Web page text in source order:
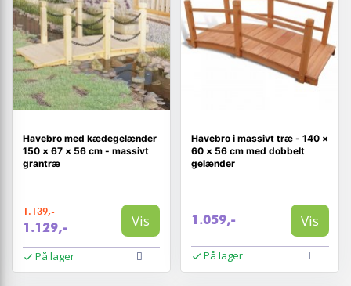
Havebro med kædegelænder
150 × 67 × 56 cm - massivt
grantræ
1.139,-
1.129,- Vis
På lager
Havebro i massivt træ - 140 ×
60 × 56 cm med dobbelt
gelænder
1.059,- Vis
På lager